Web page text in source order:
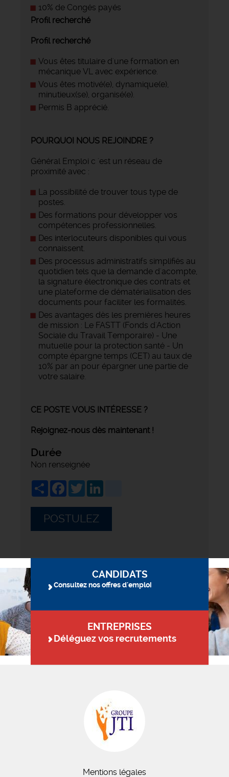
10% de Congés payés
Profil recherché
Profil recherché
Vous êtes titulaire d'une formation en
mécanique VL avec expérience.
Vous êtes motivé(e), dynamique(e),
minutieux(se), organisé(e).
Permis B apprécié.
POURQUOI NOUS REJOINDRE ?
Général Emploi c 'est un réseau de
proximité avec :
La possibilité de trouver tous type de
postes.
Des formations pour développer vos
compétences professionnelles.
Des interlocuteurs disponibles qui vous
connaissent.
Des processus administratifs simplifiés au
quotidien tels que la demande d'acompte,
la signature électronique des contrats et
une plateforme de dématérialisation des
documents pour faciliter les formalités.
Des avantages dès les premières heures
de mission : Le FASTT (Fonds d'Action
Sociale du Travail Temporaire) - Une
mutuelle pour la protection santé - Un
compte épargne temps (CET) au taux de
10% par an pour épargner une partie de
votre salaire.
CE POSTE VOUS INTÉRESSE ?
Rejoignez-nous dès maintenant !
Durée
Non renseignée
ShareFacebook
Twitter
POSTULEZ
CANDIDATS
Consultez nos offres d'emploi
ENTREPRISES
Déléguez vos recrutements
Mentions légales